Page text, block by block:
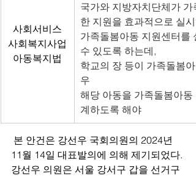
사회서비스
사회복지사업
아동복지법
국가와 지방자치단체가 가
한 지원을 효과적으로 실시
가족돌봄아동 지원센터를
수 있도록 하는데,
학교의 장 등이 가족돌봄아
우
해당 아동을 가족돌봄아동
계하도록 해야
본 안건은 강선우 국회의원의 2024년
11월 14일 대표발의에 의해 제기되었다.
강선우 의원은 서울 강서구 갑을 선거구